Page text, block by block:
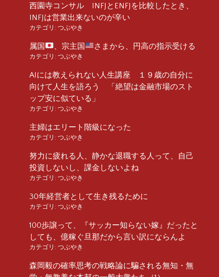
西園寺コンサル INFJとENFJを比較したとき、
INFJは営業出来ないのが辛い
カテゴリ: つぶやき
属国 、宗主国 さまから、円高の指示受ける
カテゴリ: つぶやき
AIには教えられない人生講座 １９歳の自分に
向けて人生を語ろう 「絶望は金融市場のスト
ップ安に似ている」
カテゴリ: つぶやき
主婦はエリート階級になった
カテゴリ: つぶやき
努力に疲れる人、静かな退職する人って、自己
投資しないし、課金しないよね
カテゴリ: つぶやき
30年経営者として生き残るために
カテゴリ: つぶやき
100歩譲って、『サッカー知らない嫁』だったと
しても、億稼ぐ旦那だから言い訳にならんよ
カテゴリ: つぶやき
森岡毅の確率思考の戦略論に騙される無知・無